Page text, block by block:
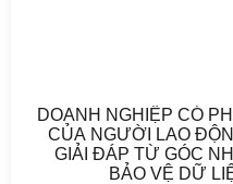
DOANH NGHIỆP CÓ
CỦA NGƯỜI LAO
GIẢI ĐÁP TỪ GÓC
BẢO VỆ DỮ